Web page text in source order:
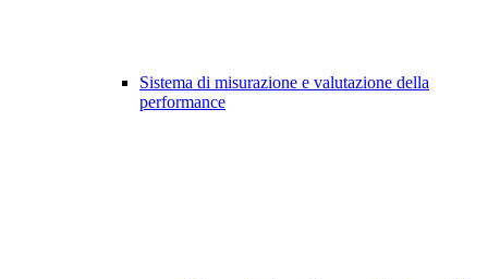
Sistema di misurazione e valutazione della
performance